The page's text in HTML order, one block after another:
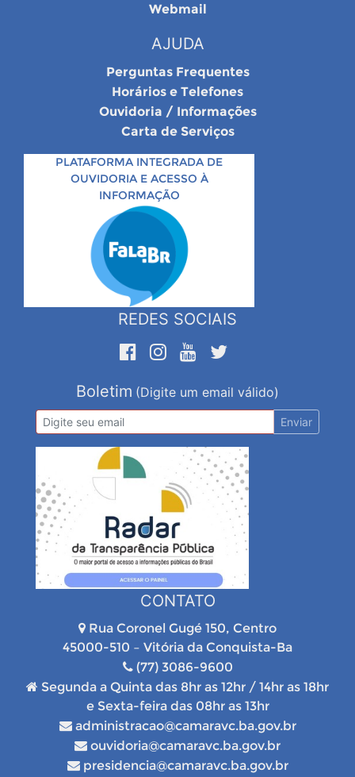
Webmail
AJUDA
Perguntas Frequentes
Horários e Telefones
Ouvidoria / Informações
Carta de Serviços
PLATAFORMA INTEGRADA DE
OUVIDORIA E ACESSO À
INFORMAÇÃO
REDES SOCIAIS
Boletim (Digite um email válido)
Enviar
CONTATO
Rua Coronel Gugé 150, Centro
45000-510 – Vitória da Conquista-Ba
(77) 3086-9600
Segunda a Quinta das 8hr as 12hr / 14hr as 18hr
e Sexta-feira das 08hr as 13hr
administracao@camaravc.ba.gov.br
ouvidoria@camaravc.ba.gov.br
presidencia@camaravc.ba.gov.br